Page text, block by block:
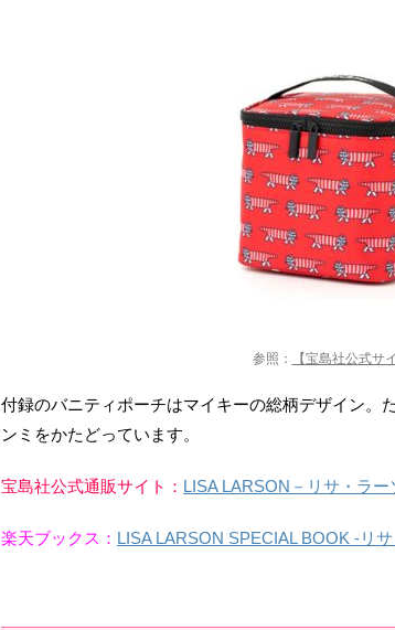
参照： 【宝島社公式サ
付録のバニティポーチはマイキーの総柄デザイン。
ンミをかたどっています。
宝島社公式通販サイト： LISA LARSON－リサ・ラー
楽天ブックス： LISA LARSON SPECIAL BOOK -リ